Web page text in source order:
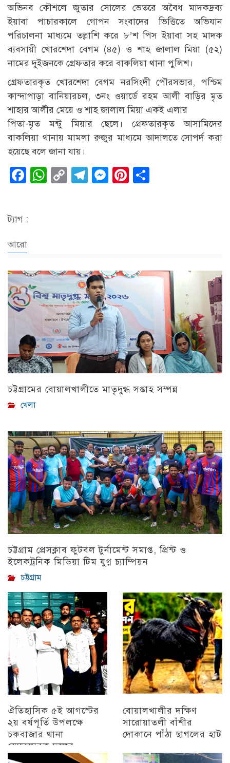
অভিনব কৌশলে জুতার সোলের ভেতরে অবৈধ মাদকদ্রব্য
ইয়াবা পাচারকালে গোপন সংবাদের ভিত্তিতে অভিযান
পরিচালনা মাধ্যমে তল্লাশি করে ৮’শ পিস ইয়াবা সহ মাদক
ব্যবসায়ী খোরশেদা বেগম (৪৫) ও শাহ জালাল মিয়া (৫২)
নামের দুইজনকে গ্রেফতার করে বাকলিয়া থানা পুলিশ।
গ্রেফতারকৃত খোরশেদা বেগম নরসিংদী পৌরসভার, পশ্চিম
কান্দাপাড়া বানিয়ারচল, ৩নং ওয়ার্ডে রহম আলী বাড়ির মৃত
শাহার আলীর মেয়ে ও শাহ জালাল মিয়া একই এলার
পিতা-মৃত মন্টু মিয়ার ছেলে। গ্রেফতারকৃত আসামিদের
বাকলিয়া থানায় মামলা রুজুর মাধ্যমে আদালতে সোপর্দ করা
হয়েছে বলে জানা যায়।
Facebook
WhatsApp
CopyTelegram
Messenger
Pinterest
ট্যাগ :
আরো
চট্টগ্রামের বোয়ালখালীতে মাতৃদুগ্ধ সপ্তাহ সম্পন্ন
খেলা
চট্টগ্রাম প্রেসক্লাব ফুটবল টুর্নামেন্ট সমাপ্ত, প্রিন্ট ও
ইলেকট্রনিক মিডিয়া টিম যুগ্ন চ্যাম্পিয়ন
চট্টগ্রাম
ঐতিহাসিক ৫ই আগস্টের
২য় বর্ষপূর্তি উপলক্ষে
চকবাজার থানা
স্বেচ্ছাসেবক দলের
প্রামাণ্যচিত্র প্রদর্শন ও
বোয়ালখালীর দক্ষিণ
সারোয়াতলী বাঁশীর
দোকানে পাঁঠা ছাগলের হাট